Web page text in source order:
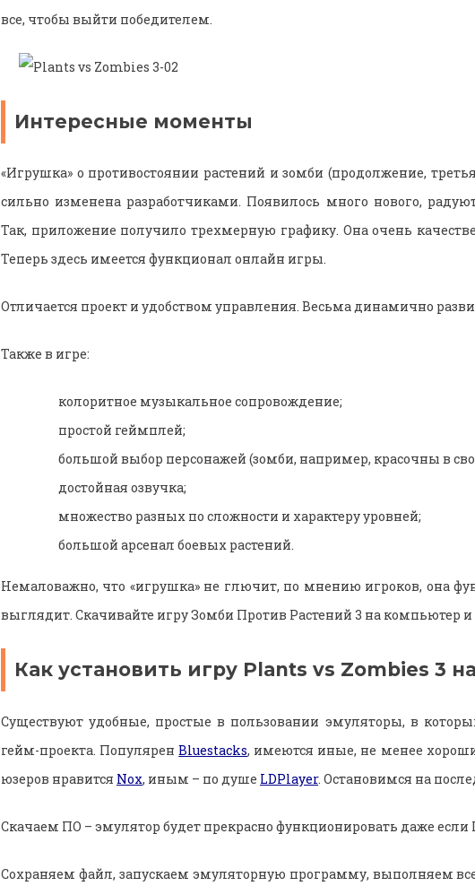
все, чтобы выйти победителем.
Интересные моменты
«Игрушка» о противостоянии растений и зомби (продолжение,
сильно изменена разработчиками. Появилось много нового,
Так, приложение получило трехмерную графику. Она очень
Теперь здесь имеется функционал онлайн игры.
Отличается проект и удобством управления. Весьма динамично
Также в игре:
колоритное музыкальное сопровождение;
простой геймплей;
большой выбор персонажей (зомби, например, красочны в
достойная озвучка;
множество разных по сложности и характеру уровней;
большой арсенал боевых растений.
Немаловажно, что «игрушка» не глючит, по мнению игроков, она
выглядит. Скачивайте игру Зомби Против Растений 3 на компьютер и
Как установить игру Plants vs Zombies 3
Существуют удобные, простые в пользовании эмуляторы, в
гейм-проекта. ПопуляренBluestacks, имеются иные, не менее
юзеров нравится Nox, иным – по душе LDPlayer. Остановимся на
Скачаем ПО – эмулятор будет прекрасно функционировать даже если
Сохраняем файл, запускаем эмуляторную программу, выполняем